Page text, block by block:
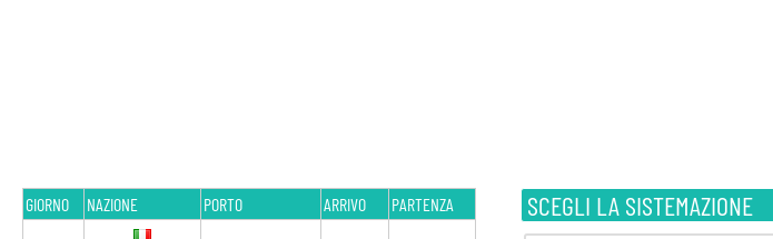
SCEGLI LA SISTEMAZIONE
GIORNO NAZIONE PORTO ARRIVO PARTENZA